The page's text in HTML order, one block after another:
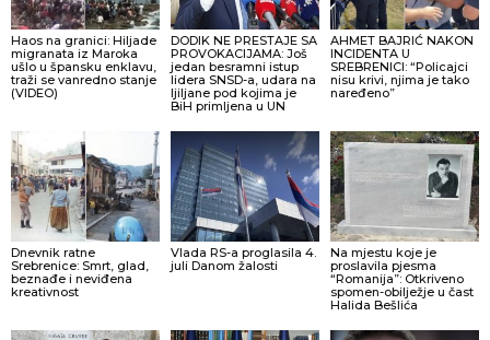
Haos na granici: Hiljade
migranata iz Maroka
ušlo u špansku enklavu,
traži se vanredno stanje
(VIDEO)
DODIK NE PRESTAJE SA
PROVOKACIJAMA: Još
jedan besramni istup
lidera SNSD-a, udara na
ljiljane pod kojima je
BiH primljena u UN
AHMET BAJRIĆ NAKON
INCIDENTA U
SREBRENICI: “Policajci
nisu krivi, njima je tako
naređeno”
Dnevnik ratne
Srebrenice: Smrt, glad,
beznađe i neviđena
kreativnost
Vlada RS-a proglasila 4.
juli Danom žalosti
Na mjestu koje je
proslavila pjesma
“Romanija”: Otkriveno
spomen-obilježje u čast
Halida Bešlića